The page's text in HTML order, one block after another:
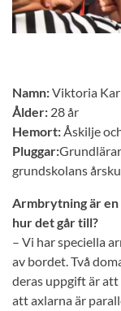
Namn:Viktoria
Ålder: 28 år
Hemort:Åskilje
Pluggar:
grundskolans
Armbrytning är
hur det går till?
– Vi har speciella
av bordet. Två
deras uppgift är
att axlarna är